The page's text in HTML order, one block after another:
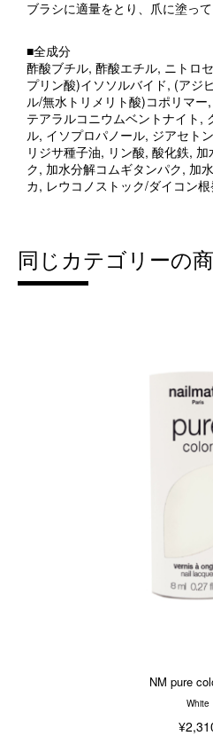
ブラシに適量をとり、爪に塗って
■全成分
酢酸ブチル, 酢酸エチル, ニトロ
プリン酸)イソソルバイド, (アジ
ル/無水トリメリト酸)コポリマ
テアラルコニウムベントナイト,
ル, イソプロパノール, ジアセト
リジサ種子油, リン酸, 酸化鉄,
ク, 加水分解コムギタンパク, 加
カ, レウコノストック/ダイコン
同じカテゴリーの
NM pure
White